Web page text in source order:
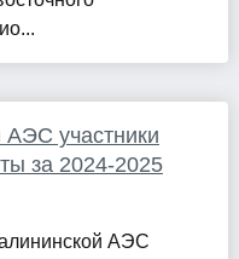
участники
за 2024-2025
АЭС